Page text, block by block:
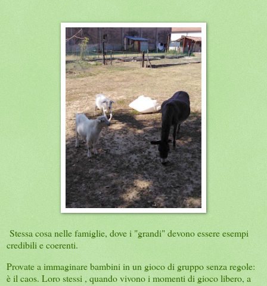
Stessa cosa nelle famiglie, dove i "grandi" devono essere esempi
credibili e coerenti.
Provate a immaginare bambini in un gioco di gruppo senza regole:
è il caos. Loro stessi , quando vivono i momenti di gioco libero, a